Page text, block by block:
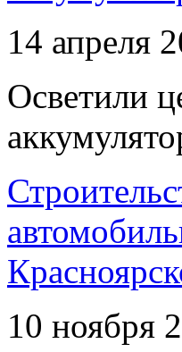
14 апреля
Осветили
10 ноября